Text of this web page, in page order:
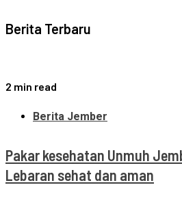
Berita Terbaru
2 min read
Berita Jember
Pakar kesehatan Unmuh
Lebaran sehat dan aman